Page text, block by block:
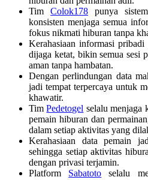
TimColok178 punya
konsisten menjaga semua
fokus nikmati hiburan tanpa
Kerahasiaan informasi
dijaga ketat, bikin semua sesi
aman tanpa hambatan.
Dengan perlindungan data
jadi tempat terpercaya untuk
khawatir.
TimPedetogel selalu menjaga
pemain hiburan dan
dalam setiap aktivitas yang
Kerahasiaan data pemain
sehingga setiap aktivitas
dengan privasi terjamin.
Platform Sabatoto selalu